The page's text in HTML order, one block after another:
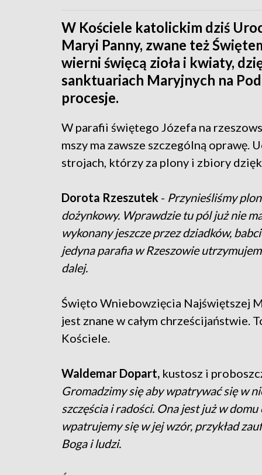
W Kościele katolickim dziś
Maryi Panny, zwane też
wierni święcą zioła i kwiaty,
sanktuariach Maryjnych na
procesje.
W parafii świętego Józefa na
mszy ma zawsze szczególną oprawę.
strojach, którzy za plony i zbiory
Dorota Rzeszutek - Przynieśliśmy
dożynkowy. Wprawdzie tu pól już nie
wykonany jeszcze przez dziadków,
jedyna parafia w Rzeszowie
dalej.
Święto Wniebowzięcia Najświętszej
jest znane w całym chrześcijaństwie.
Kościele.
Waldemar Dopart, kustosz i
Gromadzimy się aby wpatrywać się w
szczęścia i radości. Ona jest już w
wpatrujemy się w jej wzór, przykład
Boga i ludzi.